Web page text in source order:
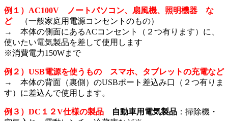
例１）AC100V ノートパソコン、扇風機、照明機器 な
ど（一般家庭用電源コンセントのもの）
→ 本体の側面にあるACコンセント（２つ有ります）に、
使いたい電気製品を差して使用します
※消費電力150Wまで
例２）USB電源を使うもの スマホ、タブレットの充電など
→ 本体の背面（裏側）のUSBポート差込み口（２つ有りま
す）に差込んで使用します。
例３）DC１２V仕様の製品 自動車用電気製品 ：掃除機・